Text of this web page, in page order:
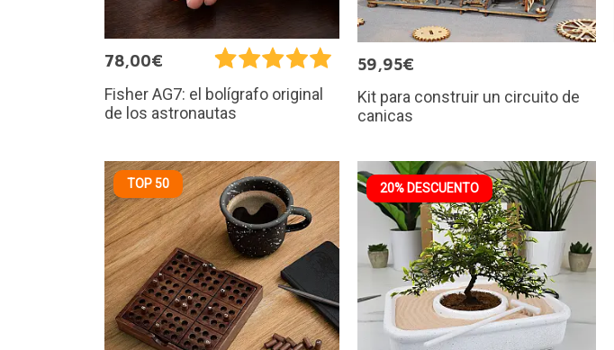
78,00€
Fisher AG7: el bolígrafo original
de los astronautas
59,95€
Kit para construir un circuito de
canicas
TOP 50 20% DESCUENTO